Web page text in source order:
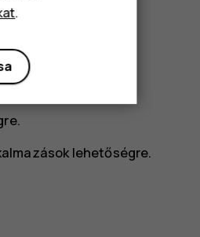
lehetőségre.
.